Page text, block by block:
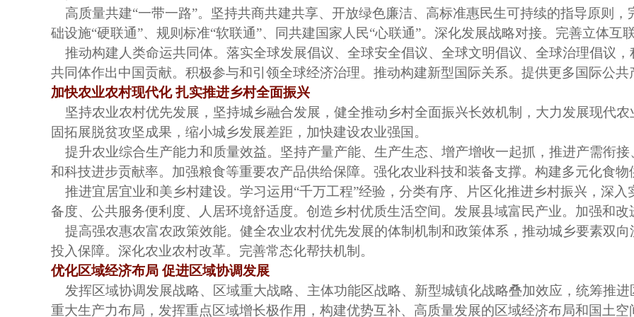
高质量共建“一带一路”。坚持共商共建共享、开放绿色廉洁、高标准惠民生可持续的指导原则
础设施“硬联通”、规则标准“软联通”、同共建国家人民“心联通”。深化发展战略对接。完善立体
推动构建人类命运共同体。落实全球发展倡议、全球安全倡议、全球文明倡议、全球治理倡议
共同体作出中国贡献。积极参与和引领全球经济治理。推动构建新型国际关系。提供更多国际公共
加快农业农村现代化 扎实推进乡村全面振兴
坚持农业农村优先发展，坚持城乡融合发展，健全推动乡村全面振兴长效机制，大力发展现代
固拓展脱贫攻坚成果，缩小城乡发展差距，加快建设农业强国。
提升农业综合生产能力和质量效益。坚持产量产能、生产生态、增产增收一起抓，推进产需衔
和科技进步贡献率。加强粮食等重要农产品供给保障。强化农业科技和装备支撑。构建多元化食物
推进宜居宜业和美乡村建设。学习运用“千万工程”经验，分类有序、片区化推进乡村振兴，深
备度、公共服务便利度、人居环境舒适度。创造乡村优质生活空间。发展县域富民产业。加强和改
提高强农惠农富农政策效能。健全农业农村优先发展的体制机制和政策体系，推动城乡要素双
投入保障。深化农业农村改革。完善常态化帮扶机制。
优化区域经济布局 促进区域协调发展
发挥区域协调发展战略、区域重大战略、主体功能区战略、新型城镇化战略叠加效应，统筹推
重大生产力布局，发挥重点区域增长极作用，构建优势互补、高质量发展的区域经济布局和国土空